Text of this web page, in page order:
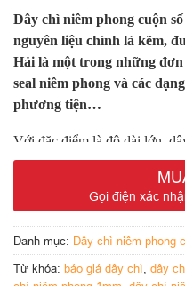
Dây chì niêm phong cuộn
nguyên liệu chính là kẽm,
Hải là một trong những
seal niêm phong và các
phương tiện…
Với đặc điểm là độ dài lớn,
một sự kết hợp sáng tạo với
lĩnh vực niêm phong hàng
(ô tô, tàu thuyền…), vật dụng
những vị trí có tiết diện niêm
chơi game…)
Gọi điện xác
Danh mục: Dây chì niêm phong
Từ khóa: báo giá dây chì dây